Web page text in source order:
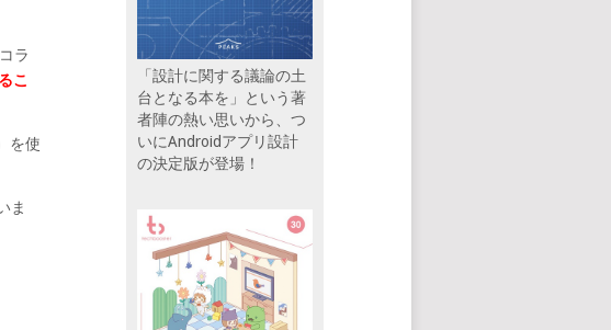
ラ
こ
を使
ま
「設計に関する議論の土
台となる本を」という著
者陣の熱い思いから、つ
いにAndroidアプリ設計
の決定版が登場！